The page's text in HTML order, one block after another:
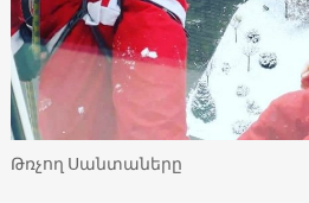
Թռչող Սանտաները